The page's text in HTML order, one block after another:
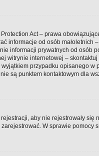
Act – prawa
informacje od osób
informacji prywatnych od osób
witrynie internetowej –
przypadku opisanego
są punktem kontaktowym dla
aby nie rejestrowały
W sprawie pomocy